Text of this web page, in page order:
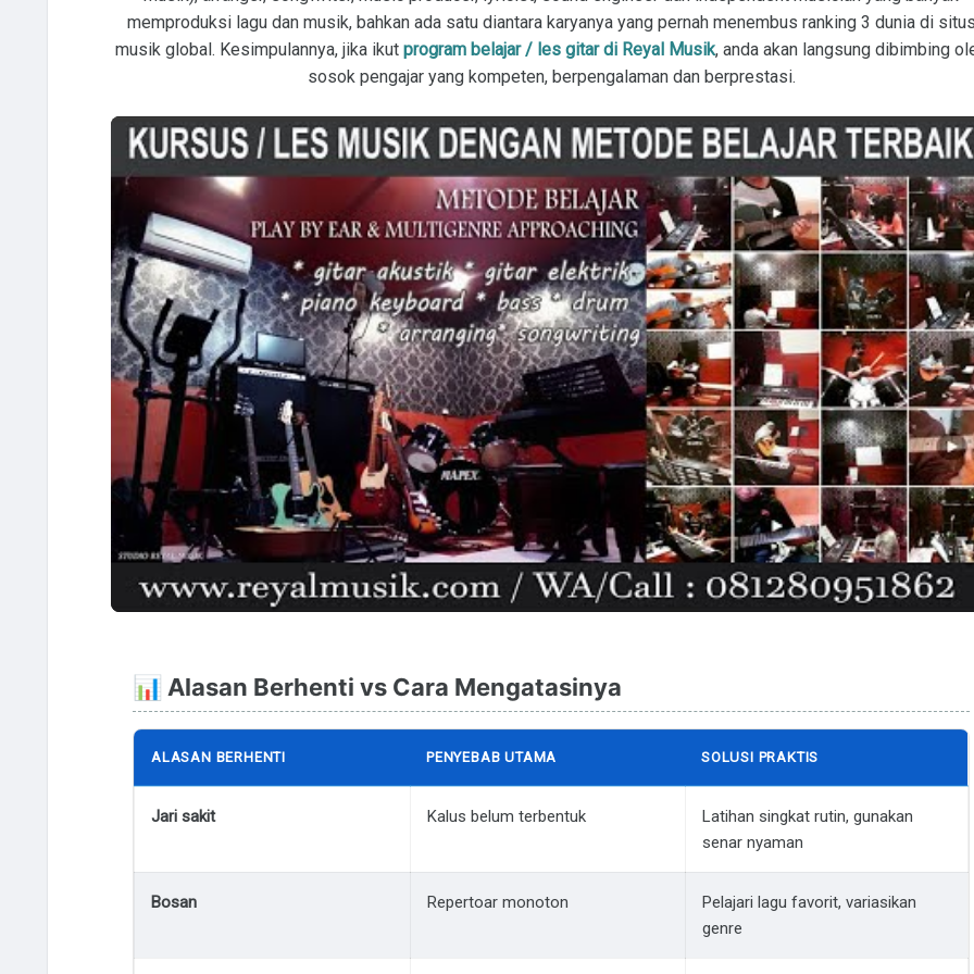
memproduksi lagu dan musik, bahkan ada satu diantara karyanya yang pernah menembus ranking 3 dunia di
musik global. Kesimpulannya, jika ikut program belajar / les gitar di Reyal Musik, anda akan langsung dibimbing
sosok pengajar yang kompeten, berpengalaman dan berprestasi.
📊 Alasan Berhenti vs Cara Mengatasinya
ALASAN BERHENTI PENYEBAB UTAMA SOLUSI PRAKTIS
Jari sakit Kalus belum terbentuk
Latihan singkat rutin, gunakan
senar nyaman
Bosan Repertoar monoton
Pelajari lagu favorit, variasikan
genre